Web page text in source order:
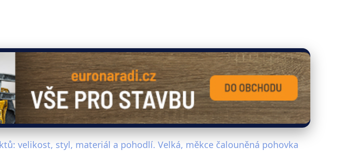
velikost, styl, materiál a pohodlí. Velká, měkce čalouněná pohovka